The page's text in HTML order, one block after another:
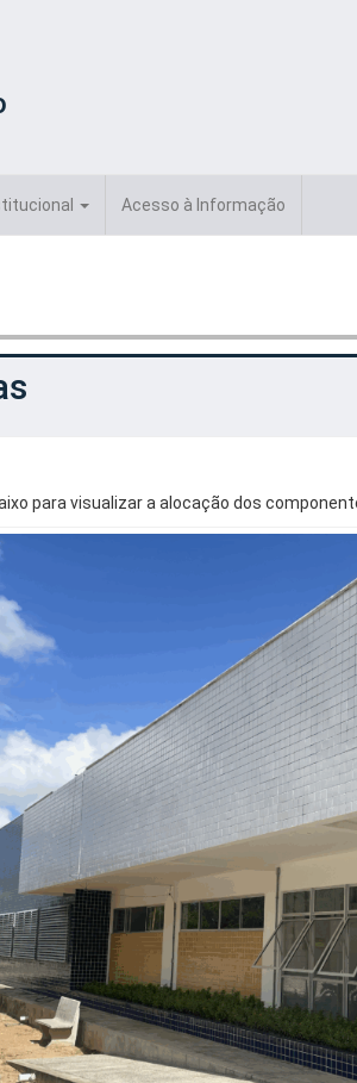
Acesso à Informação
para visualizar a alocação dos